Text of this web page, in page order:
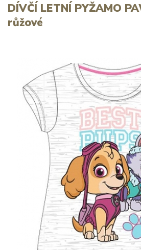
DÍVČÍ LETNÍ PYŽAMO
růžové